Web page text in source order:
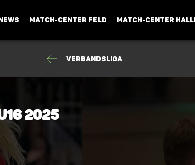
MATCH-CENTER FELD MATCH-CENTER
Verbandsliga
2025